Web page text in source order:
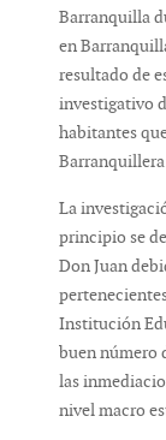
Barranquilla
en
resultado de
investigativo
habitantes
La
principio se
Don Juan
Institución
buen número
las
nivel macro